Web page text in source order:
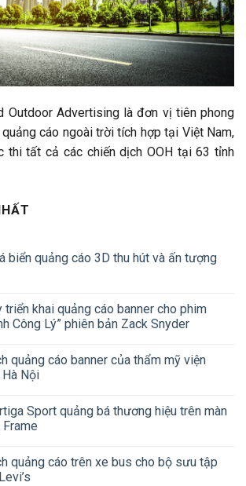
Outdoor Advertising là đơn vị tiên phong
cáo ngoài trời tích hợp tại Việt Nam,
thi tất cả các chiến dịch OOH tại 63 tỉnh
biển quảng cáo 3D thu hút và ấn tượng
triển khai quảng cáo banner cho phim
Công Lý” phiên bản Zack Snyder
quảng cáo banner của thẩm mỹ viện
Nội
Sport quảng bá thương hiệu trên màn
quảng cáo trên xe bus cho bộ sưu tập